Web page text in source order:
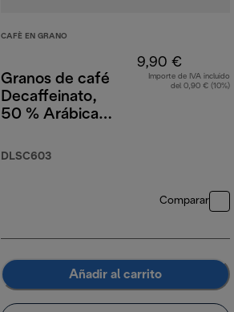
CAFÈ EN GRANO
Granos de café
Decaffeinato,
50 % Arábica
250 g
DLSC603
9,90 €
Importe de IVA incluido
del 0,90 € (10%)
Comparar
Añadir al carrito